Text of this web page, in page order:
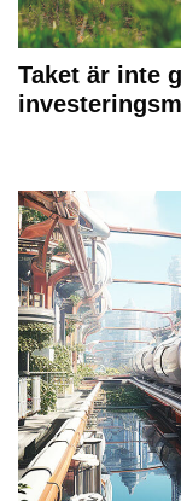
Taket är inte